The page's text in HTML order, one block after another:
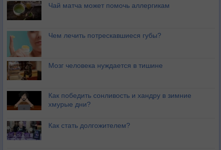
Чай матча может помочь аллергикам
Чем лечить потрескавшиеся губы?
Мозг человека нуждается в тишине
Как победить сонливость и хандру в зимние
хмурые дни?
Как стать долгожителем?